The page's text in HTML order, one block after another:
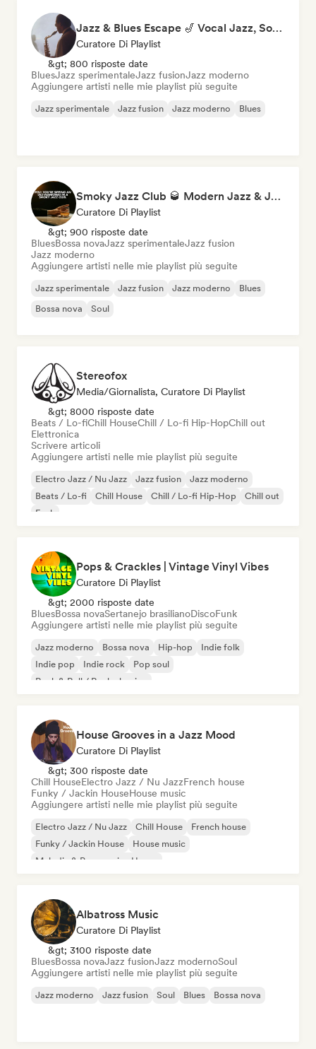
Jazz & Blues Escape 🎷 Vocal Jazz, Soul Blues & Classic Standards
Curatore Di Playlist
&gt; 800 risposte date
BluesJazz sperimentaleJazz fusionJazz moderno
Aggiungere artisti nelle mie playlist più seguite
Jazz sperimentale Jazz fusion Jazz moderno Blues
Smoky Jazz Club 🥃 Modern Jazz & Jazz Fusion to Sip an Old Fashioned to
Curatore Di Playlist
&gt; 900 risposte date
BluesBossa novaJazz sperimentaleJazz fusion
Jazz moderno
Aggiungere artisti nelle mie playlist più seguite
Jazz sperimentale Jazz fusion Jazz moderno
Blues
Bossa nova
Soul
Stereofox
Media/Giornalista, Curatore Di Playlist
&gt; 8000 risposte date
Beats / Lo-fiChill HouseChill / Lo-fi Hip-HopChill out
Elettronica
Scrivere articoli
Aggiungere artisti nelle mie playlist più seguite
Electro Jazz / Nu Jazz Jazz fusion
Jazz moderno
Beats / Lo-fi
Chill House Chill / Lo-fi Hip-Hop
Chill out
Funk
Pops & Crackles | Vintage Vinyl Vibes
Curatore Di Playlist
&gt; 2000 risposte date
BluesBossa novaSertanejo brasilianoDiscoFunk
Aggiungere artisti nelle mie playlist più seguite
Jazz moderno Bossa nova Hip-hop
Indie folk
Indie pop
Indie rock
Pop soul
Rock & Roll / Rock classico
House Grooves in a Jazz Mood
Curatore Di Playlist
&gt; 300 risposte date
Chill HouseElectro Jazz / Nu JazzFrench house
Funky / Jackin HouseHouse music
Aggiungere artisti nelle mie playlist più seguite
Electro Jazz / Nu Jazz Chill House
French house
Funky / Jackin House
House music
Melodic & Progressive House
Albatross Music
Curatore Di Playlist
&gt; 3100 risposte date
BluesBossa novaJazz fusionJazz modernoSoul
Aggiungere artisti nelle mie playlist più seguite
Jazz moderno Jazz fusion Soul Blues Bossa nova